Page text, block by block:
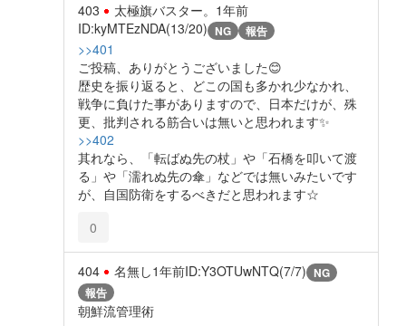
403 太極旗バスター。 1年前
ID:kyMTEzNDA(13/20) NG 報告
>>401
ご投稿、ありがとうございました😊
歴史を振り返ると、どこの国も多かれ少なかれ、
戦争に負けた事がありますので、日本だけが、殊
更、批判される筋合いは無いと思われます✨️
>>402
其れなら、「転ばぬ先の杖」や「石橋を叩いて渡
る」や「濡れぬ先の傘」などでは無いみたいです
が、自国防衛をするべきだと思われます☆
0
404 名無し1年前ID:Y3OTUwNTQ(7/7) NG
報告
朝鮮流管理術